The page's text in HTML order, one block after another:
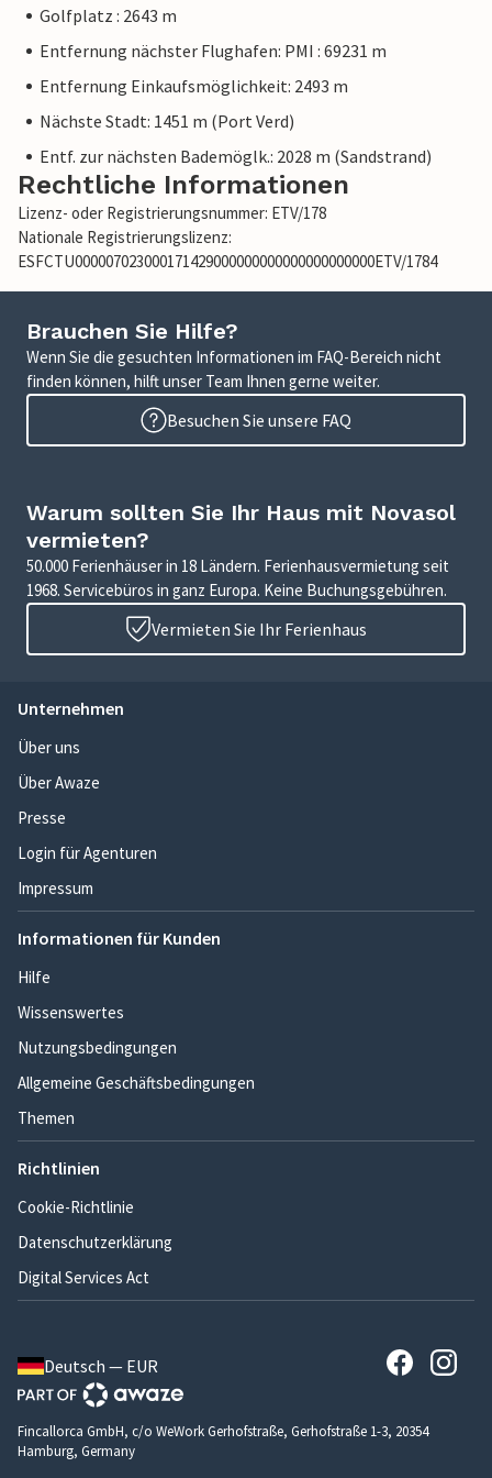
die sich ideal zum Baden eignen.
Hinweis: Diese Unterkunft wird von einem privaten
Eigentümer verwaltet, nicht von einem Unternehmen oder
einem Händler. Das bedeutet, dass das EU-
jedoch sicher sein, dass wir Ihnen denselben Kundenservice
bieten und Ihr Aufenthalt sich nicht von einer Buchung bei
einer Unterkunft eines professionellen Eigentümers
unterscheidet.
Golfplatz : 2643 m
Entfernung nächster Flughafen: PMI : 69231 m
Entfernung Einkaufsmöglichkeit: 2493 m
Nächste Stadt: 1451 m (Port Verd)
Entf. zur nächsten Bademöglk.: 2028 m (Sandstrand)
Rechtliche Informationen
Lizenz- oder Registrierungsnummer: ETV/178
Nationale Registrierungslizenz:
ESFCTU000007023000171429000000000000000000000ETV/1784
Brauchen Sie Hilfe?
Wenn Sie die gesuchten Informationen im FAQ-Bereich nicht
finden können, hilft unser Team Ihnen gerne weiter.
Besuchen Sie unsere FAQ
Warum sollten Sie Ihr Haus mit Novasol
vermieten?
50.000 Ferienhäuser in 18 Ländern. Ferienhausvermietung seit
1968. Servicebüros in ganz Europa. Keine Buchungsgebühren.
Vermieten Sie Ihr Ferienhaus
Unternehmen
Über uns
Über Awaze
Presse
Login für Agenturen
Impressum
Informationen für Kunden
Hilfe
Wissenswertes
Nutzungsbedingungen
Allgemeine Geschäftsbedingungen
Themen
Richtlinien
Cookie-Richtlinie
Datenschutzerklärung
Digital Services Act
Deutsch — EUR
Fincallorca GmbH, c/o WeWork Gerhofstraße, Gerhofstraße 1-3, 20354
Hamburg, Germany